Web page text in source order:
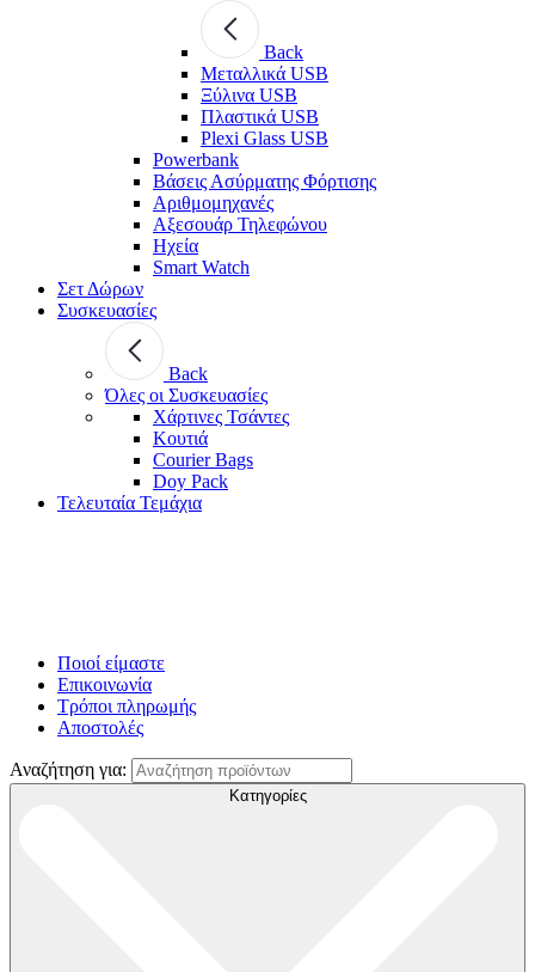
Back
Μεταλλικά USB
Ξύλινα USB
Πλαστικά USB
Plexi Glass USB
Powerbank
Βάσεις Ασύρματης Φόρτισης
Αριθμομηχανές
Αξεσουάρ Τηλεφώνου
Ηχεία
Smart Watch
Σετ Δώρων
Συσκευασίες
Back
Όλες οι Συσκευασίες
Χάρτινες Τσάντες
Κουτιά
Courier Bags
Doy Pack
Τελευταία Τεμάχια
Ποιοί είμαστε
Επικοινωνία
Τρόποι πληρωμής
Αποστολές
Αναζήτηση για:
Κατηγορίες